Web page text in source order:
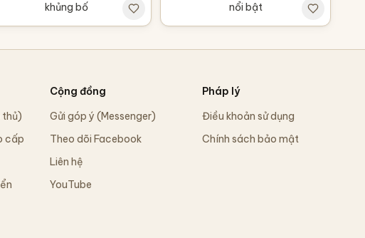
khủng bố
nổi bật
thủ)
cấp
Cộng đồng
Gửi góp ý (Messenger)
Theo dõi Facebook
Liên hệ
YouTube
Pháp lý
Điều khoản sử dụng
Chính sách bảo mật